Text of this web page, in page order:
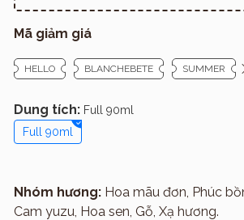
Mã giảm giá
HELLO BLANCHEBETE SUMMER
Dung tích: Full 90ml
Full 90ml
Nhóm hương: Hoa mãu đơn, Phúc
Cam yuzu, Hoa sen, Gỗ, Xạ hương.